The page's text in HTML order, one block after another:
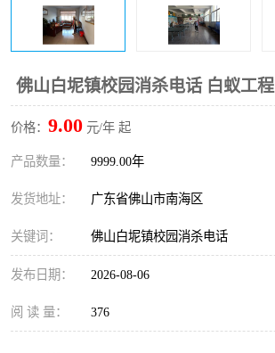
佛山白坭镇校园消杀电话 白蚁工程
价格： 9.00 元/年 起
产品数量： 9999.00年
发货地址： 广东省佛山市南海区
关键词： 佛山白坭镇校园消杀电话
发布日期： 2026-08-06
阅 读 量： 376